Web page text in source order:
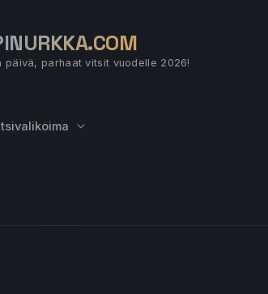
päivä, parhaat vitsit vuodelle 2026!